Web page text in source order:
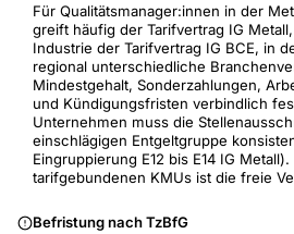
Für Qualitätsmanager:innen in der
greift häufig der Tarifvertrag IG
Industrie der Tarifvertrag IG BCE, in
regional unterschiedliche
Mindestgehalt, Sonderzahlungen,
und Kündigungsfristen verbindlich
Unternehmen muss die
einschlägigen Entgeltgruppe
Eingruppierung E12 bis E14 IG
tarifgebundenen KMUs ist die freie
Befristung nach TzBfG